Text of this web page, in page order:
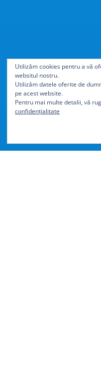
Cu40%
Utilizăm cookies pentru a vă
websitul nostru.
Utilizăm datele oferite de
pe acest website.
Pentru mai multe detalii, vă
confidențialitate